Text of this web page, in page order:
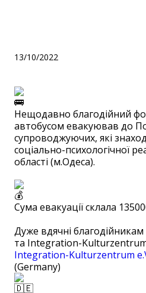
13/10/2022
Нещодавно благодійний
автобусом евакуював до
супроводжуючих, які
соціально-психологічної
області (м.Одеса).
Сума евакуації склала
Дуже вдячні благодійникам
та Integration-
Integration-Kulturzentrum
(Germany)